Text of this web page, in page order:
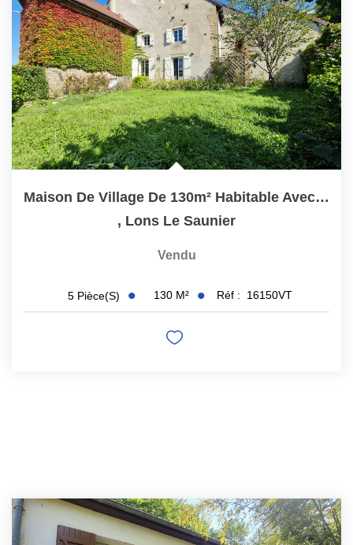
Maison De Village De 130m² Habitable Avec Cave Voutée.
, Lons Le Saunier
Vendu
5 Pièce(s) 130 M² Réf : 16150VT